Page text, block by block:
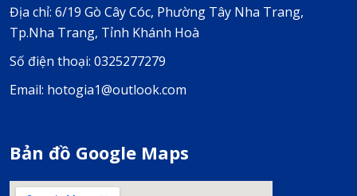
Địa chỉ: 6/19 Gò Cây Cóc, Phường Tây Nha Trang,
Tp.Nha Trang, Tỉnh Khánh Hoà
Số điện thoại: 0325277279
Email: hotogia1@outlook.com
Bản đồ Google Maps